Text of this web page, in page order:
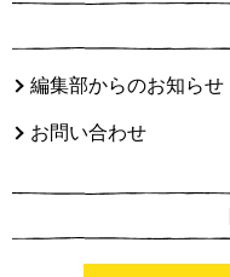
編集部からのお知らせ
お問い合わせ